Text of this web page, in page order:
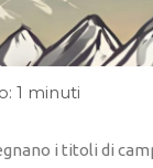
1 minuti
i titoli di